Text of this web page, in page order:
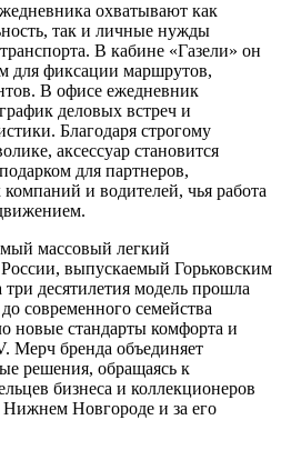
охватывают как
так и личные нужды
В кабине «Газели» он
для фиксации маршрутов,
В офисе ежедневник
деловых встреч и
Благодаря строгому
аксессуар становится
для партнеров,
и водителей, чья работа
массовый легкий
выпускаемый Горьковским
три десятилетия модель прошла
современного семейства
новые стандарты комфорта и
Мерч бренда объединяет
решения, обращаясь к
бизнеса и коллекционеров
Новгороде и за его